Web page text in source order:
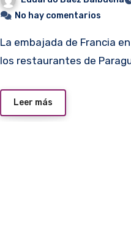
No hay comentarios
La embajada de Francia en nuestro país hizo un llamado a
los restaurantes de
Leer más